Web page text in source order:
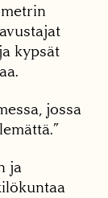
kypsät
jossa
ja